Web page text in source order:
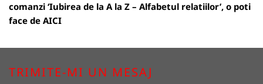
comanzi ‘Iubirea de la A la Z – Alfabetul relatiilor’, o poti
face de AICI
TRIMITE-MI UN MESAJ